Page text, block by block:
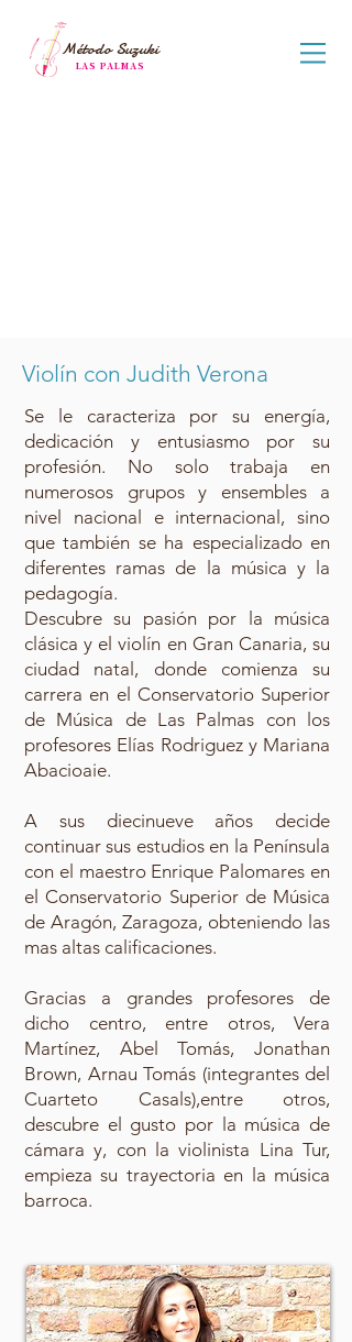
Método Suzuki
LAS PALMAS
Violín con Judith Verona
Se le caracteriza por su energía,
dedicación y entusiasmo por su
profesión. No solo trabaja en
numerosos grupos y ensembles a
nivel nacional e internacional, sino
que también se ha especializado en
diferentes ramas de la música y la
pedagogía.
Descubre su pasión por la música
clásica y el violín en Gran Canaria, su
ciudad natal, donde comienza su
carrera en el Conservatorio Superior
de Música de Las Palmas con los
profesores Elías Rodriguez y Mariana
Abacioaie.
A sus diecinueve años decide
continuar sus estudios en la Península
con el maestro Enrique Palomares en
el Conservatorio Superior de Música
de Aragón, Zaragoza, obteniendo las
mas altas calificaciones.
Gracias a grandes profesores de
dicho centro, entre otros, Vera
Martínez, Abel Tomás, Jonathan
Brown, Arnau Tomás (integrantes del
Cuarteto Casals),entre otros,
descubre el gusto por la música de
cámara y, con la violinista Lina Tur,
empieza su trayectoria en la música
barroca.